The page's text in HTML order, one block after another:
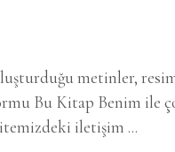
metinler,
Bu Kitap Benim ile
iletişim